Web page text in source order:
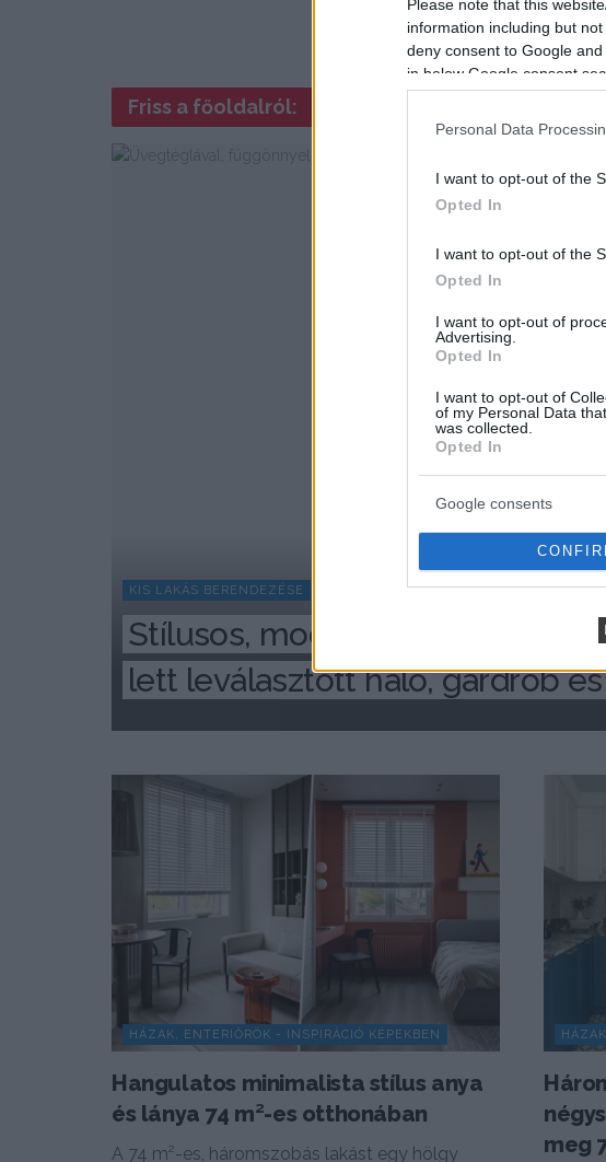
Please note that this
information including but
deny consent to Google
in below Google consent
Personal Data
I want to opt-out of the
Opted In
I want to opt-out of the
Opted In
I want to opt-out of
Advertising.
Opted In
I want to opt-out of
of my Personal Data
was collected.
Opted In
Google consents
Friss a főoldalról:
KIS LAKÁS BERENDEZÉSE
Stílusos, modern kislakás egy
lett leválasztott háló, gardrób
HÁZAK, ENTERIŐRÖK - INSPIRÁCIÓ KÉPEKBEN
Hangulatos minimalista stílus anya
és lánya 74 m²-es otthonában
A 74 m²-es, háromszobás lakást egy hölgy
meg